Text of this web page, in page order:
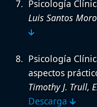
Psicología
Luis Santos
🡳
Psicología
aspectos
Timothy J. Trull,
Descarga 🡳